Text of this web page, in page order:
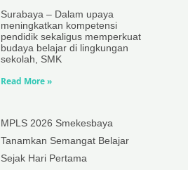
Surabaya – Dalam upaya
meningkatkan kompetensi
pendidik sekaligus memperkuat
budaya belajar di lingkungan
sekolah, SMK
Read More »
MPLS 2026 Smekesbaya
Tanamkan Semangat Belajar
Sejak Hari Pertama